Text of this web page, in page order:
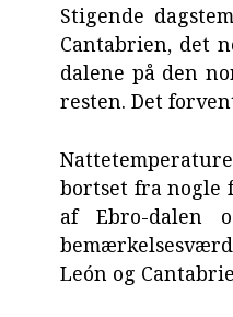
Stigende
Cantabrien, det
dalene på den
resten. Det
bortset fra nogle
af Ebro-dalen
León og